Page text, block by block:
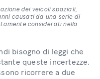
dei veicoli spaziali,
causati da una serie di
considerati nella
bisogno di leggi che
queste incertezze.
ricorrere a due